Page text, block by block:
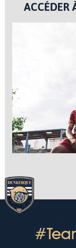
ACCÉDER